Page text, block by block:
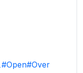
#Open#Over